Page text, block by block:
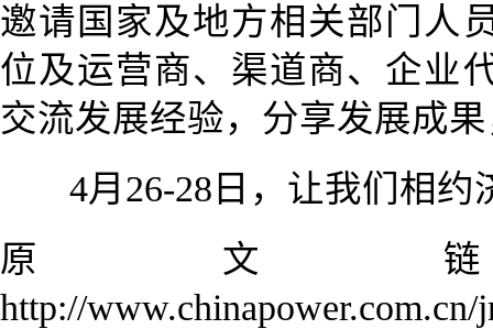
邀请国家及地方相关部门人
位及运营商、渠道商、企业
交流发展经验，分享发展成
4月26-28日，让我们相
原文
http://